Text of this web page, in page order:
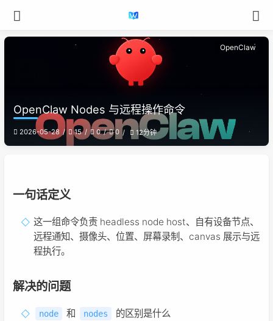
OpenClaw
OpenClaw Nodes 与远程操作命令
2026-05-28 15 0 0 12分钟
一句话定义
这一组命令负责 headless node host、自有设备节点、
远程通知、摄像头、位置、屏幕录制、canvas 展示与远
程执行。
解决的问题
node 和 nodes
的区别是什么